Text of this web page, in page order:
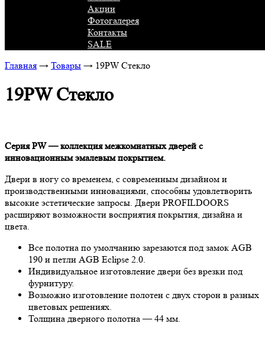
Акции
Фотогалерея
Контакты
SALE
Главная → Товары → 19PW Стекло
19PW Стекло
Серия PW — коллекция межкомнатных дверей с
инновационным эмалевым покрытием.
Двери в ногу со временем, с современным дизайном и
производственными инновациями, способны удовлетворить
высокие эстетические запросы. Двери PROFILDOORS
расширяют возможности восприятия покрытия, дизайна и
цвета.
Все полотна по умолчанию зарезаются под замок AGB
190 и петли AGB Eclipse 2.0.
Индивидуальное изготовление двери без врезки под
фурнитуру.
Возможно изготовление полотен с двух сторон в разных
цветовых решениях.
Толщина дверного полотна — 44 мм.